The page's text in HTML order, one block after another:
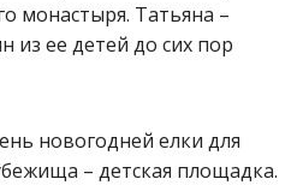
монастыря. Татьяна –
из ее детей до сих пор
новогодней елки для
– детская площадка.